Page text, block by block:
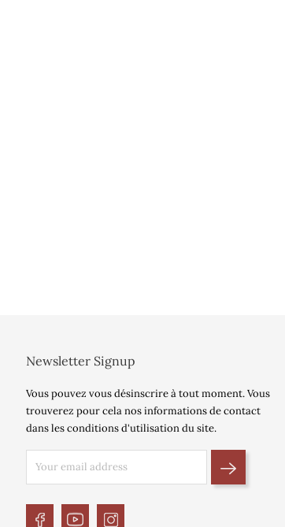
Newsletter Signup
Vous pouvez vous désinscrire à tout moment. Vous
trouverez pour cela nos informations de contact
dans les conditions d'utilisation du site.